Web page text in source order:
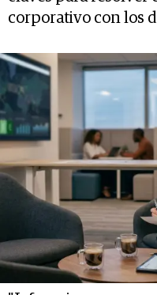
corporativo con los